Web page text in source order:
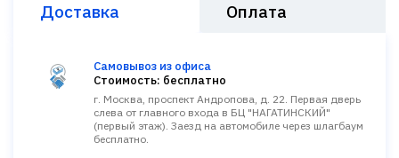
Доставка Оплата
Самовывоз из офиса
Стоимость: бесплатно
г. Москва, проспект Андропова, д. 22. Первая дверь
слева от главного входа в БЦ "НАГАТИНСКИЙ"
(первый этаж). Заезд на автомобиле через шлагбаум
бесплатно.